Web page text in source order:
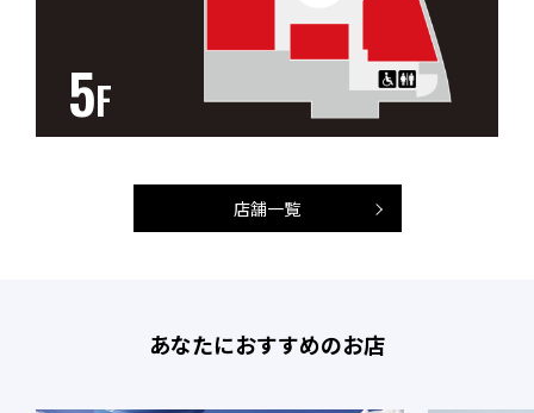
5F
店舗一覧
あなたにおすすめのお店